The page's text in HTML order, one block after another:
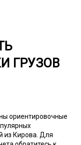
ГРУЗОВ
ориентировочные
из Кирова. Для